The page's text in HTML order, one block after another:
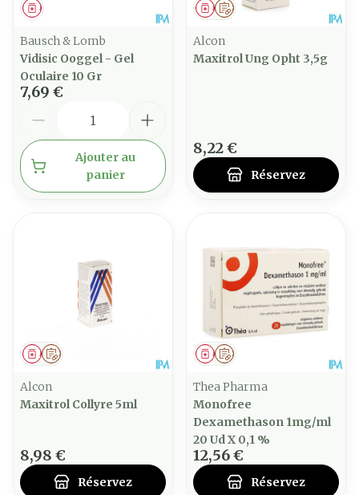
Médicament
Bausch & Lomb
Vidisic Ooggel - Gel
Oculaire 10 Gr
7,69 €
Ajouter au
panier
Sur prescription
Médicament
Alcon
Maxitrol Ung Opht 3,5g
8,22 €
Réservez
Sur prescription
Médicament
Alcon
Maxitrol Collyre 5ml
8,98 €
Réservez
Sur prescription
Médicament
Thea Pharma
Monofree
Dexamethason 1mg/ml
20 Ud X 0,1 %
12,56 €
Réservez